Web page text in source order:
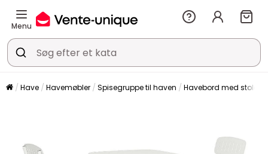
Menu
Have Havemøbler Spisegruppe til haven Havebord med stole